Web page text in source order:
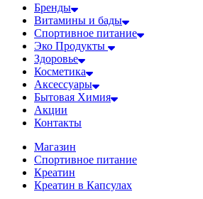
Бренды
Витамины и бады
Спортивное питание
Эко Продукты
Здоровье
Косметика
Аксессуары
Бытовая Химия
Акции
Контакты
Магазин
Спортивное питание
Креатин
Креатин в Капсулах